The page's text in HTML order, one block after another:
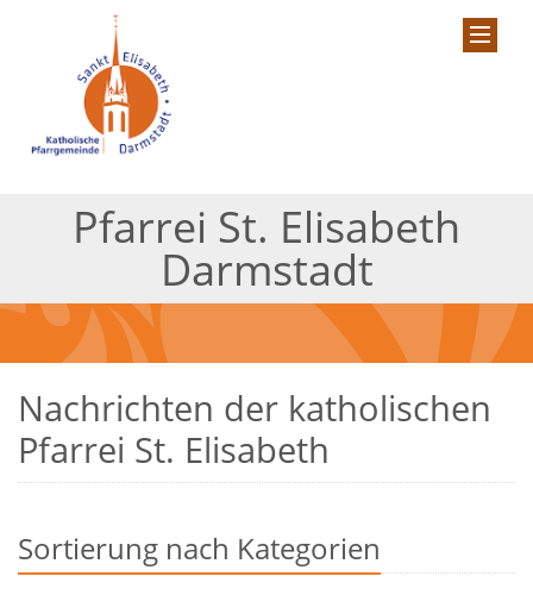
Pfarrei St. Elisabeth
Darmstadt
Nachrichten der katholischen
Pfarrei St. Elisabeth
Sortierung nach Kategorien